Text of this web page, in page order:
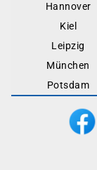
Hannover
Kiel
Leipzig
München
Potsdam